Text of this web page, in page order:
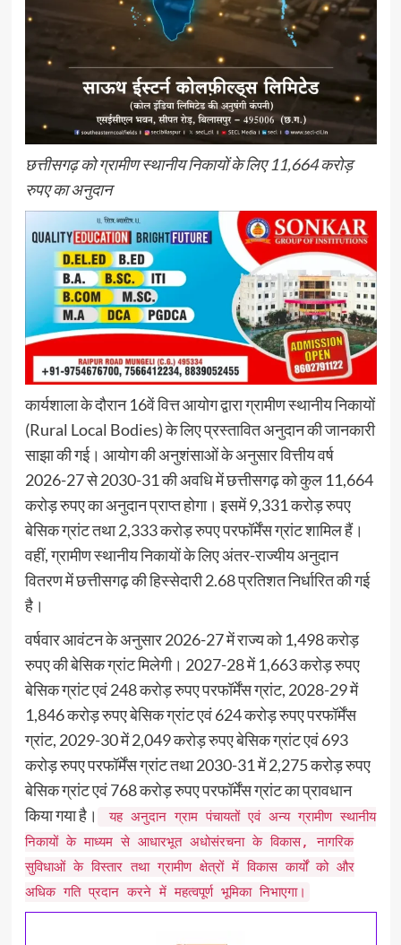
छत्तीसगढ़ को ग्रामीण स्थानीय निकायों के लिए 11,664 करोड़
रुपए का अनुदान
कार्यशाला के दौरान 16वें वित्त आयोग द्वारा ग्रामीण स्थानीय निकायों
(Rural Local Bodies) के लिए प्रस्तावित अनुदान की जानकारी
साझा की गई। आयोग की अनुशंसाओं के अनुसार वित्तीय वर्ष
2026-27 से 2030-31 की अवधि में छत्तीसगढ़ को कुल 11,664
करोड़ रुपए का अनुदान प्राप्त होगा। इसमें 9,331 करोड़ रुपए
बेसिक ग्रांट तथा 2,333 करोड़ रुपए परफॉर्मेंस ग्रांट शामिल हैं।
वहीं, ग्रामीण स्थानीय निकायों के लिए अंतर-राज्यीय अनुदान
वितरण में छत्तीसगढ़ की हिस्सेदारी 2.68 प्रतिशत निर्धारित की गई
है।
वर्षवार आवंटन के अनुसार 2026-27 में राज्य को 1,498 करोड़
रुपए की बेसिक ग्रांट मिलेगी। 2027-28 में 1,663 करोड़ रुपए
बेसिक ग्रांट एवं 248 करोड़ रुपए परफॉर्मेंस ग्रांट, 2028-29 में
1,846 करोड़ रुपए बेसिक ग्रांट एवं 624 करोड़ रुपए परफॉर्मेंस
ग्रांट, 2029-30 में 2,049 करोड़ रुपए बेसिक ग्रांट एवं 693
करोड़ रुपए परफॉर्मेंस ग्रांट तथा 2030-31 में 2,275 करोड़ रुपए
बेसिक ग्रांट एवं 768 करोड़ रुपए परफॉर्मेंस ग्रांट का प्रावधान
किया गया है।
यह अनुदान ग्राम पंचायतों एवं अन्य ग्रामीण स्थानीय
निकायों के माध्यम से आधारभूत अधोसंरचना के विकास, नागरिक
सुविधाओं के विस्तार तथा ग्रामीण क्षेत्रों में विकास कार्यों को और
अधिक गति प्रदान करने में महत्वपूर्ण भूमिका निभाएगा।